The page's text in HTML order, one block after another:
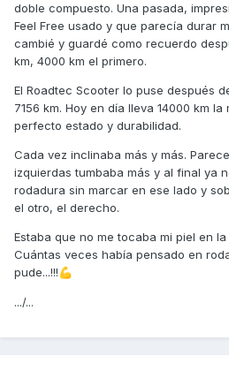
doble compuesto. Una pasada,
Feel Free usado y que parecía durar
cambié y guardé como recuerdo
km, 4000 km el primero.
El Roadtec Scooter lo puse después
7156 km. Hoy en día lleva 14000 km
perfecto estado y durabilidad.
Cada vez inclinaba más y más.
izquierdas tumbaba más y al final ya
rodadura sin marcar en ese lado y
el otro, el derecho.
Estaba que no me tocaba mi piel en
Cuántas veces había pensado en
pude...!!! 💪
.../...